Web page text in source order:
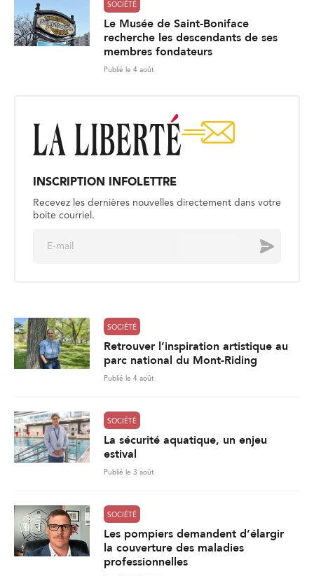
SOCIÉTÉ
Le Musée de Saint-Boniface
recherche les descendants de ses
membres fondateurs
Publié le 4 août
INSCRIPTION INFOLETTRE
Recevez les dernières nouvelles directement dans votre
boite courriel.
Envoyer
SOCIÉTÉ
Retrouver l’inspiration artistique au
parc national du Mont-Riding
Publié le 4 août
SOCIÉTÉ
La sécurité aquatique, un enjeu
estival
Publié le 3 août
SOCIÉTÉ
Les pompiers demandent d’élargir
la couverture des maladies
professionnelles